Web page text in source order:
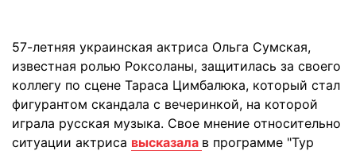
57-летняя украинская актриса Ольга Сумская,
известная ролью Роксоланы, защитилась за своего
коллегу по сцене Тараса Цимбалюка, который стал
фигурантом скандала с вечеринкой, на которой
играла русская музыка. Свое мнение относительно
ситуации актриса высказала в программе "Тур